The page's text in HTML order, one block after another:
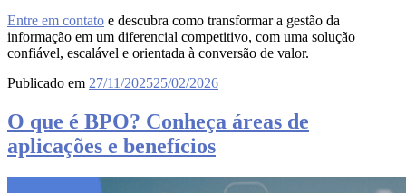
Entre em contato e descubra como transformar a gestão da
informação em um diferencial competitivo, com uma solução
confiável, escalável e orientada à conversão de valor.
Publicado em 27/11/202525/02/2026
O que é BPO? Conheça áreas de
aplicações e benefícios